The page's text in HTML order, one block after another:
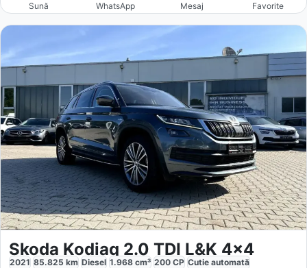
Sună WhatsApp Mesaj Favorite
Skoda Kodiaq 2.0 TDI L&K 4x4
2021 85.825 km Diesel 1.968 cm³ 200 CP Cutie automată